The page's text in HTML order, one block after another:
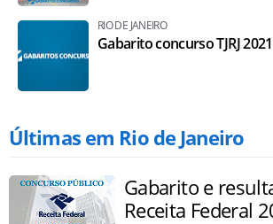
RIO DE JANEIRO
Gabarito concurso TJRJ 2021
Últimas em Rio de Janeiro
Gabarito e
Receita Federal